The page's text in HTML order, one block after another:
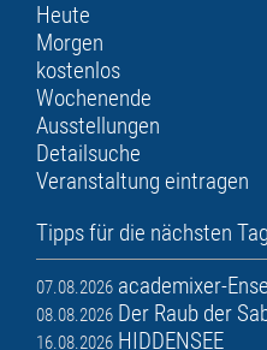
Heute
Morgen
kostenlos
Wochenende
Ausstellungen
Detailsuche
Veranstaltung eintragen
Tipps für die nächsten
07.08.2026 academixer-
08.08.2026 Der Raub der
16.08.2026 HIDDENSEE